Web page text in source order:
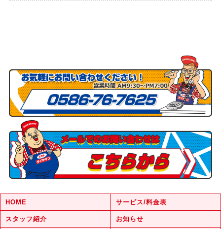
HOME サービス/料金表
スタッフ紹介 お知らせ